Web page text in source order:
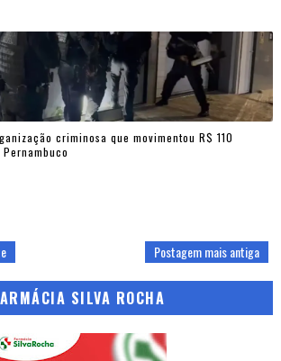
criminosa que movimentou R$ 110
Postagem mais antiga
SILVA ROCHA